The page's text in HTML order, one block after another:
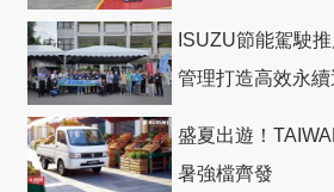
ISUZU節能駕駛
管理打造高效永續
盛夏出遊！
暑強檔齊發